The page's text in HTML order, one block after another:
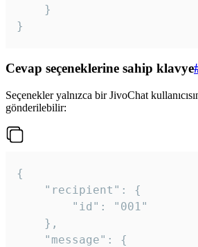
}
Cevap seçeneklerine sahip klavye
Seçenekler yalnızca bir JivoChat
gönderilebilir:
{